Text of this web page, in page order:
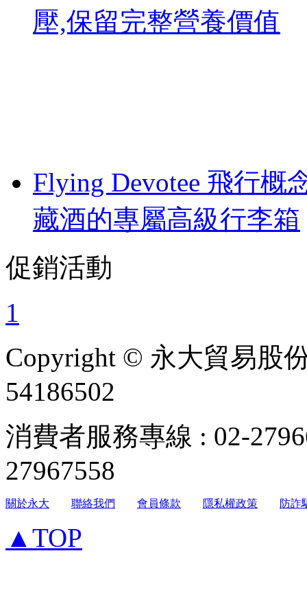
壓,保留完整營養價值
Flying Devotee 飛行概
藏酒的專屬高級行李箱
促銷活動
1
Copyright © 永大貿易股
54186502
消費者服務專線 : 02-
27967558
關於永大 聯絡我們 會員條款 隱私權政策 防詐
▲TOP